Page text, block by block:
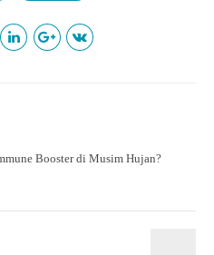
Booster di Musim Hujan?